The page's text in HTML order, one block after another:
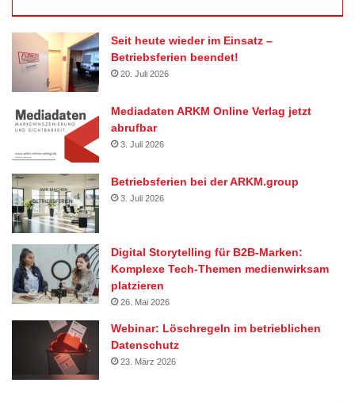
Seit heute wieder im Einsatz –
Betriebsferien beendet!
20. Juli 2026
Mediadaten ARKM Online Verlag jetzt
abrufbar
3. Juli 2026
Betriebsferien bei der ARKM.group
3. Juli 2026
Digital Storytelling für B2B-Marken:
Komplexe Tech-Themen medienwirksam
platzieren
26. Mai 2026
Webinar: Löschregeln im betrieblichen
Datenschutz
23. März 2026